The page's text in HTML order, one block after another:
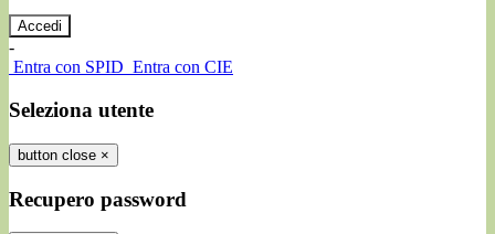
-
Entra con SPID Entra con CIE
Seleziona utente
button close ×
Recupero password